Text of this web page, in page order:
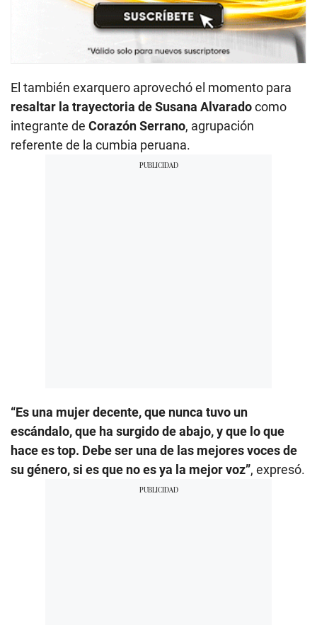
El también exarquero aprovechó el momento para
resaltar la trayectoria de Susana Alvaradocomo
integrante de Corazón Serrano, agrupación
referente de la cumbia peruana.
“Es una mujer decente, que nunca tuvo un
escándalo, que ha surgido de abajo, y que lo que
hace es top. Debe ser una de las mejores voces de
su género, si es que no es ya la mejor voz”, expresó.